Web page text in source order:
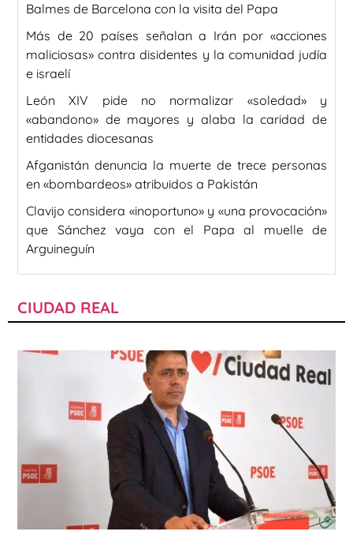
Balmes de Barcelona con la visita del Papa
Más de 20 países señalan a Irán por «acciones
maliciosas» contra disidentes y la comunidad judía
e israelí
León XIV pide no normalizar «soledad» y
«abandono» de mayores y alaba la caridad de
entidades diocesanas
Afganistán denuncia la muerte de trece personas
en «bombardeos» atribuidos a Pakistán
Clavijo considera «inoportuno» y «una provocación»
que Sánchez vaya con el Papa al muelle de
Arguineguín
CIUDAD REAL